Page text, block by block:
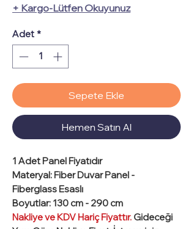
+ Kargo-Lütfen Okuyunuz
Adet *
Sepete Ekle
Hemen Satın Al
1 AdetPanel Fiyatıdır
Materyal: Fiber Duvar Panel -
Fiberglass Esaslı
Boyutlar: 130 cm - 290 cm
Nakliye ve KDV Hariç Fiyattır.Gideceği